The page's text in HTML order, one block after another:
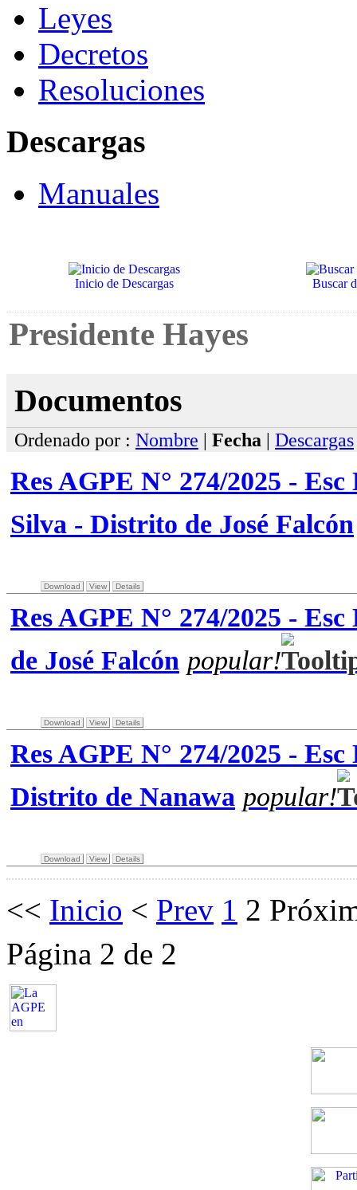
Leyes
Decretos
Resoluciones
Descargas
Manuales
Inicio de Descargas Buscar
Presidente Hayes
Documentos
Ordenado por : Nombre | Fecha | Descargas
Res AGPE N° 274/2025 -
Silva - Distrito de José Falcón
Download View Details
Res AGPE N° 274/2025 -
de José Falcón popular!
Download View Details
Res AGPE N° 274/2025 -
Distrito de Nanawa popular!
Download View Details
<< Inicio < Prev 1 2
Página 2 de 2